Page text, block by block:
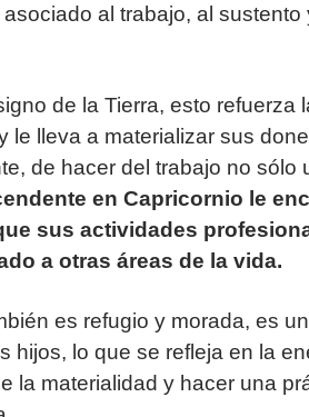
al trabajo, al
de la Tierra, esto refuerza
le lleva a materializar sus
de hacer del trabajo no sólo
en Capricornio le
sus actividades
a otras áreas de la vida.
es refugio y morada, es
hijos, lo que se refleja en la
la materialidad y hacer una